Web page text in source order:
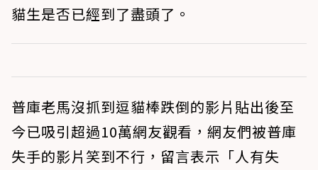
貓生是否已經到了盡頭了。
普庫老馬沒抓到逗貓棒跌倒的影片貼出後至
今已吸引超過10萬網友觀看，網友們被普庫
失手的影片笑到不行，留言表示「人有失